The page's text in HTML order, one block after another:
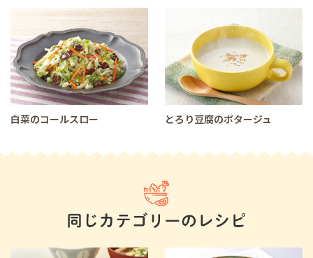
白菜のコールスロー とろり豆腐のポタージュ